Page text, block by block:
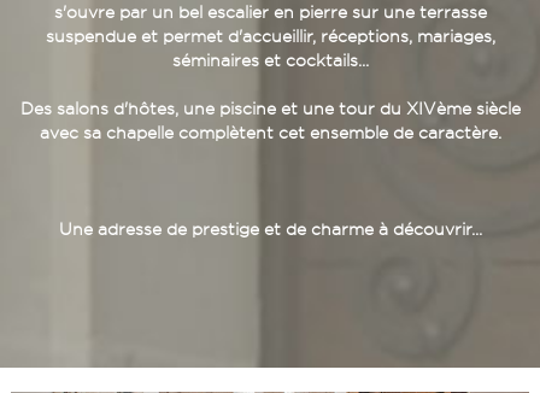
s'ouvre par un bel escalier en pierre sur une terrasse
suspendue et permet d'accueillir, réceptions, mariages,
séminaires et cocktails...
Des salons d'hôtes, une piscine et une tour du XIVème siècle
avec sa chapelle complètent cet ensemble de caractère.
Une adresse de prestige et de charme à découvrir...